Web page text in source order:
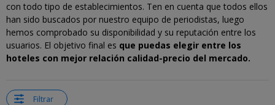
con todo tipo de establecimientos. Ten en cuenta que todos ellos
han sido buscados por nuestro equipo de periodistas, luego
hemos comprobado su disponibilidad y su reputación entre los
usuarios. El objetivo final es que puedas elegir entre los
hoteles con mejor relación calidad-precio del mercado.
Filtrar